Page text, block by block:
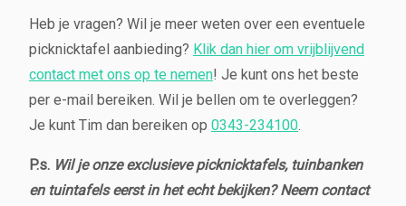
Heb je vragen? Wil je meer weten over een eventuele
picknicktafel aanbieding? Klik dan hier om vrijblijvend
contact met ons op te nemen! Je kunt ons het beste
per e-mail bereiken. Wil je bellen om te overleggen?
Je kunt Tim dan bereiken op 0343-234100.
P.s. Wil je onze exclusieve picknicktafels, tuinbanken
en tuintafels eerst in het echt bekijken? Neem contact